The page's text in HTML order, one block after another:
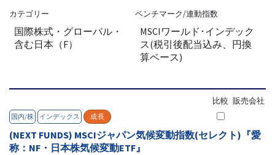
カテゴリー
国際株式・グローバル・
含む日本（F）
ベンチマーク/連動指数
MSCIワールド･インデック
ス(税引後配当込み、円換
算ベース)
国内/株 インデックス 成長
比較 販売会社
(NEXT FUNDS) MSCIジャパン気候変動指数(セレクト)『愛
称：NF・日本株気候変動ETF』